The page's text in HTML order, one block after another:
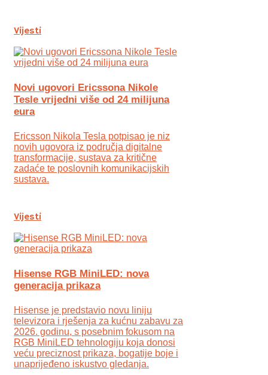
Vijesti
Novi ugovori Ericssona Nikole
Tesle vrijedni više od 24 milijuna
eura
Ericsson Nikola Tesla potpisao je niz
novih ugovora iz područja digitalne
transformacije, sustava za kritične
zadaće te poslovnih komunikacijskih
sustava.
Vijesti
Hisense RGB MiniLED: nova
generacija prikaza
Hisense je predstavio novu liniju
televizora i rješenja za kućnu zabavu za
2026. godinu, s posebnim fokusom na
RGB MiniLED tehnologiju koja donosi
veću preciznost prikaza, bogatije boje i
unaprijeđeno iskustvo gledanja.